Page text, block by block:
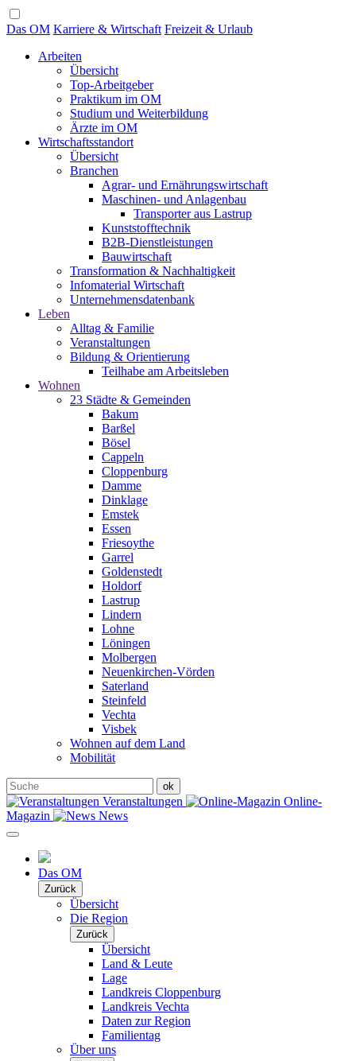
Das OM Karriere & Wirtschaft Freizeit & Urlaub
Arbeiten
Übersicht
Top-Arbeitgeber
Praktikum im OM
Studium und Weiterbildung
Ärzte im OM
Wirtschaftsstandort
Übersicht
Branchen
Agrar- und Ernährungswirtschaft
Maschinen- und Anlagenbau
Transporter aus Lastrup
Kunststofftechnik
B2B-Dienstleistungen
Bauwirtschaft
Transformation & Nachhaltigkeit
Infomaterial Wirtschaft
Unternehmensdatenbank
Leben
Alltag & Familie
Veranstaltungen
Bildung & Orientierung
Teilhabe am Arbeitsleben
Wohnen
23 Städte & Gemeinden
Bakum
Barßel
Bösel
Cappeln
Cloppenburg
Damme
Dinklage
Emstek
Essen
Friesoythe
Garrel
Goldenstedt
Holdorf
Lastrup
Lindern
Lohne
Löningen
Molbergen
Neuenkirchen-Vörden
Saterland
Steinfeld
Vechta
Visbek
Wohnen auf dem Land
Mobilität
Veranstaltungen
Online-
Magazin
News
Das OM
Zurück
Übersicht
Die Region
Zurück
Übersicht
Land & Leute
Lage
Landkreis Cloppenburg
Landkreis Vechta
Daten zur Region
Familientag
Über uns